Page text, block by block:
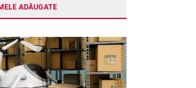
ADĂUGATE